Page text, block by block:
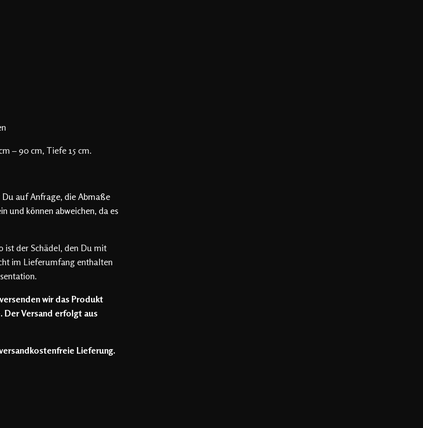
– 90 cm, Tiefe 15 cm.
auf Anfrage, die Abmaße
und können abweichen, da es
ist der Schädel, den Du mit
im Lieferumfang enthalten
wir das Produkt
Der Versand erfolgt aus
Lieferung.